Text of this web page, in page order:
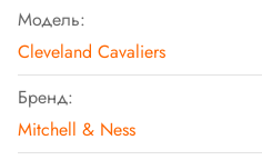
Модель:
Cleveland Cavaliers
Бренд:
Mitchell & Ness